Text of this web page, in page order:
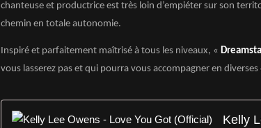
chanteuse et productrice est très loin d’empiéter sur son
chemin en totale autonomie.
Inspiré et parfaitement maîtrisé à tous les niveaux, «
vous lasserez pas et qui pourra vous accompagner en